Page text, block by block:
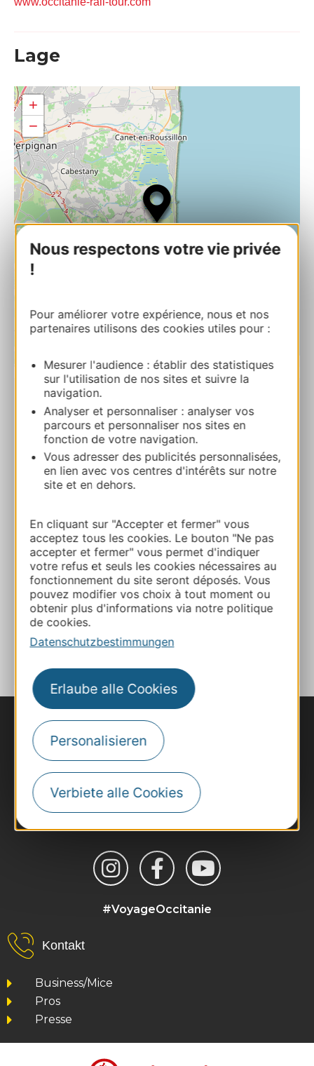
Nous respectons votre vie privée
!
Pour améliorer votre expérience, nous et nos
partenaires utilisons des cookies utiles pour :
Mesurer l'audience : établir des statistiques
sur l'utilisation de nos sites et suivre la
navigation.
Analyser et personnaliser : analyser vos
parcours et personnaliser nos sites en
fonction de votre navigation.
Vous adresser des publicités personnalisées,
en lien avec vos centres d'intérêts sur notre
site et en dehors.
En cliquant sur "Accepter et fermer" vous
acceptez tous les cookies. Le bouton "Ne pas
accepter et fermer" vous permet d'indiquer
votre refus et seuls les cookies nécessaires au
fonctionnement du site seront déposés. Vous
pouvez modifier vos choix à tout moment ou
obtenir plus d'informations via notre politique
de cookies.
Datenschutzbestimmungen
Erlaube alle Cookies
Personalisieren
Verbiete alle Cookies
Lage
+
−
Leaflet | Map data ©OpenStreetMap contributors
HORIZON GOLF
5 rue Jouy d’Arnaud 66750 SAINT-CYPRIEN
Route & Zugang
E-mail
Webseite
ZU MEINEN FAVORITEN
#VoyageOccitanie
Kontakt
Business/Mice
Pros
Presse